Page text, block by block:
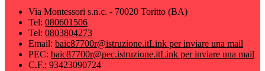
Via Montessori s.n.c. - 70020 Toritto (BA)
Tel: 080601506
Tel: 0803804273
Email: baic87700r@istruzione.itLink per inviare una mail
PEC: baic87700r@pec.istruzione.itLink per inviare una mail
C.F.: 93423090724